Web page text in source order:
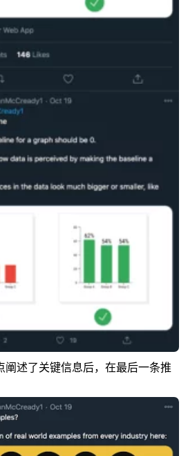
阐述了关键信息后，在最后一条推